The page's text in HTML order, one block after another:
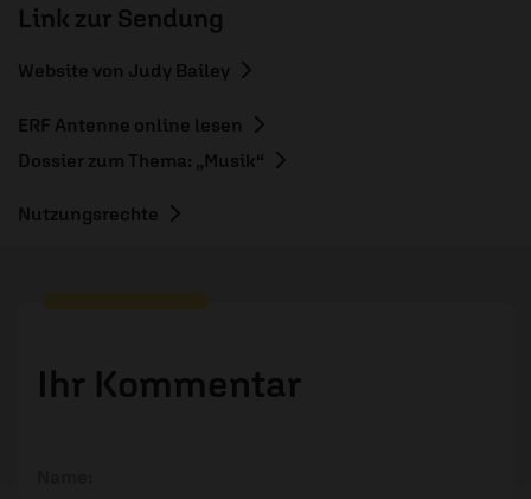
Link zur Sendung
Website von Judy Bailey
ERF Antenne online lesen
Dossier zum Thema: „Musik“
Nutzungsrechte
Ihr Kommentar